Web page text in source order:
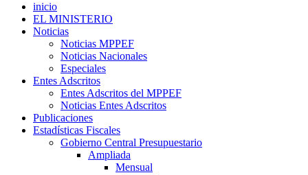
inicio
EL MINISTERIO
Noticias
Noticias MPPEF
Noticias Nacionales
Especiales
Entes Adscritos
Entes Adscritos del MPPEF
Noticias Entes Adscritos
Publicaciones
Estadísticas Fiscales
Gobierno Central Presupuestario
Ampliada
Mensual